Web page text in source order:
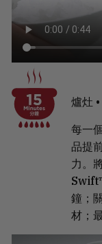
爐灶 •
每一
品提
力。
鐘；
材；